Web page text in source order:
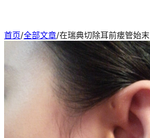
首页/全部文章/在瑞典切除耳前瘘管始末